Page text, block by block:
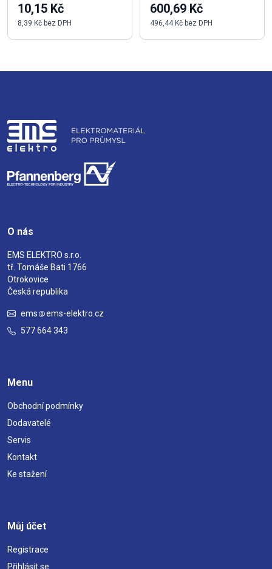
10,15 Kč
8,39 Kč bez DPH
600,69 Kč
496,44 Kč bez DPH
O nás
EMS ELEKTRO s.r.o.
tř. Tomáše Bati 1766
Otrokovice
Česká republika
ems
ems-elektro.cz
577 664 343
Menu
Obchodní podmínky
Dodavatelé
Servis
Kontakt
Ke stažení
Můj účet
Registrace
Přihlásit se